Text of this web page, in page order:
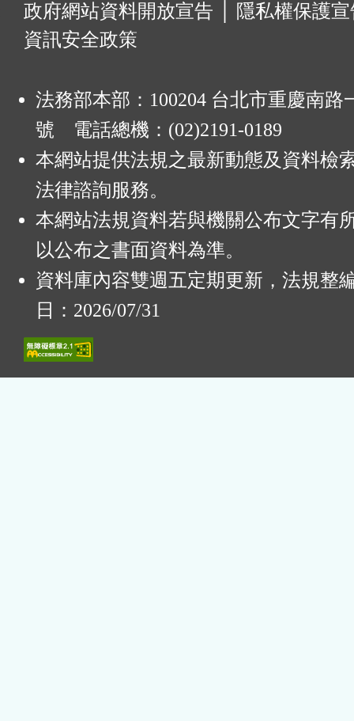
政府網站資料開放宣告
隱私權保護
資訊安全政策
法務部本部：100204 台北市重慶南路
號 電話總機：(02)2191-0189
本網站提供法規之最新動態及資料檢
法律諮詢服務。
本網站法規資料若與機關公布文字有
以公布之書面資料為準。
資料庫內容雙週五定期更新，法規整
日：2026/07/31